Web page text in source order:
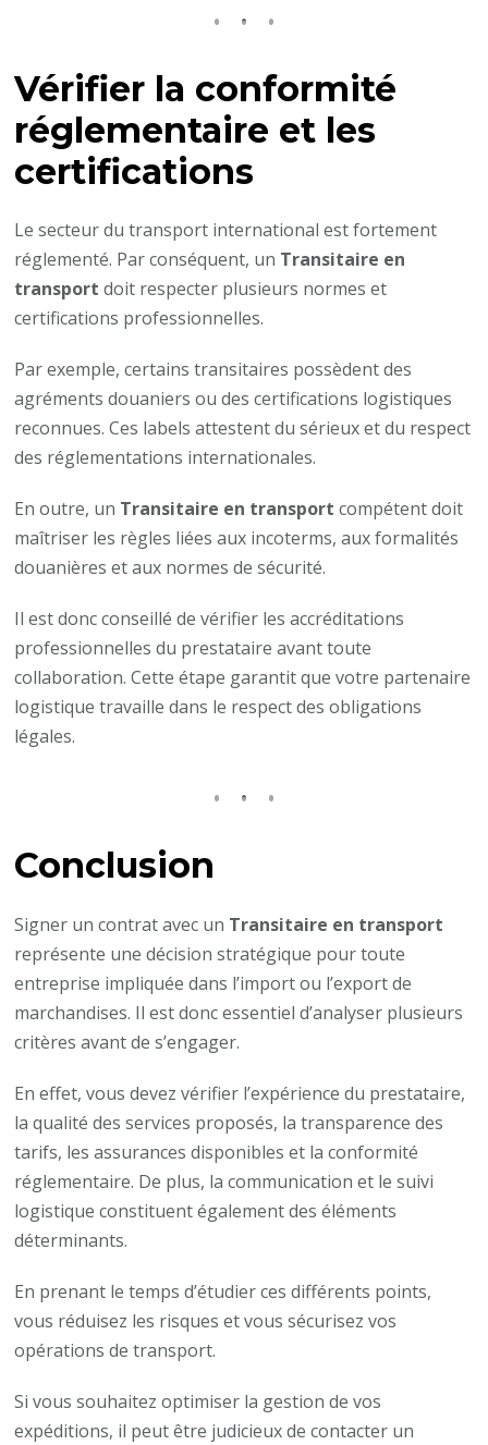
Vérifier la conformité
réglementaire et les
certifications
Le secteur du transport international est fortement
réglementé. Par conséquent, un Transitaire en
transport doit respecter plusieurs normes et
certifications professionnelles.
Par exemple, certains transitaires possèdent des
agréments douaniers ou des certifications logistiques
reconnues. Ces labels attestent du sérieux et du respect
des réglementations internationales.
En outre, un Transitaire en transport compétent doit
maîtriser les règles liées aux incoterms, aux formalités
douanières et aux normes de sécurité.
Il est donc conseillé de vérifier les accréditations
professionnelles du prestataire avant toute
collaboration. Cette étape garantit que votre partenaire
logistique travaille dans le respect des obligations
légales.
Conclusion
Signer un contrat avec un Transitaire en transport
représente une décision stratégique pour toute
entreprise impliquée dans l’import ou l’export de
marchandises. Il est donc essentiel d’analyser plusieurs
critères avant de s’engager.
En effet, vous devez vérifier l’expérience du prestataire,
la qualité des services proposés, la transparence des
tarifs, les assurances disponibles et la conformité
réglementaire. De plus, la communication et le suivi
logistique constituent également des éléments
déterminants.
En prenant le temps d’étudier ces différents points,
vous réduisez les risques et vous sécurisez vos
opérations de transport.
Si vous souhaitez optimiser la gestion de vos
expéditions, il peut être judicieux de contacter un